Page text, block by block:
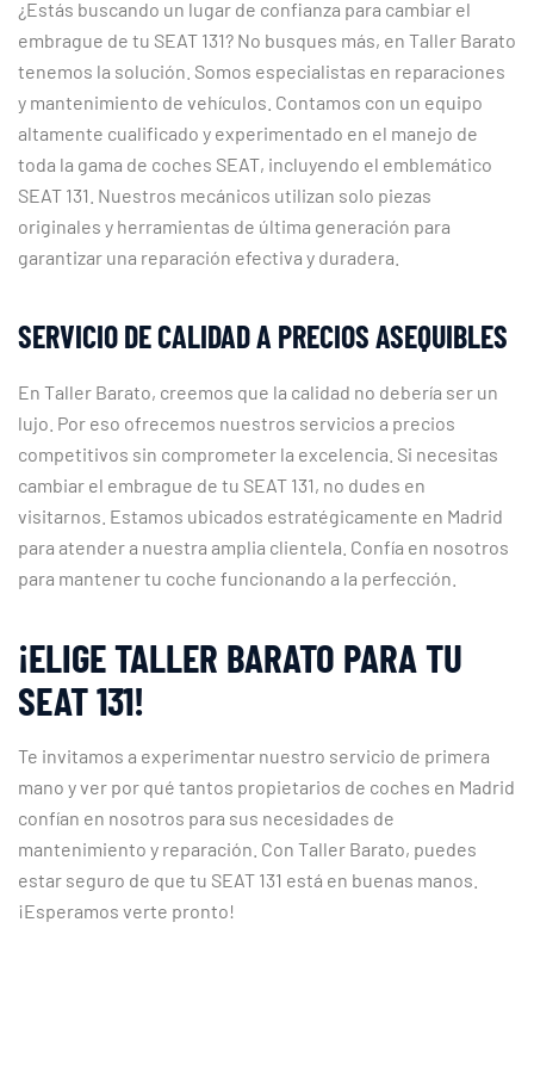
¿Estás buscando un lugar de confianza para cambiar el
embrague de tu SEAT 131? No busques más, en Taller Barato
tenemos la solución. Somos especialistas en reparaciones
y mantenimiento de vehículos. Contamos con un equipo
altamente cualificado y experimentado en el manejo de
toda la gama de coches SEAT, incluyendo el emblemático
SEAT 131. Nuestros mecánicos utilizan solo piezas
originales y herramientas de última generación para
garantizar una reparación efectiva y duradera.
SERVICIO DE CALIDAD A PRECIOS ASEQUIBLES
En Taller Barato, creemos que la calidad no debería ser un
lujo. Por eso ofrecemos nuestros servicios a precios
competitivos sin comprometer la excelencia. Si necesitas
cambiar el embrague de tu SEAT 131, no dudes en
visitarnos. Estamos ubicados estratégicamente en Madrid
para atender a nuestra amplia clientela. Confía en nosotros
para mantener tu coche funcionando a la perfección.
¡ELIGE TALLER BARATO PARA TU
SEAT 131!
Te invitamos a experimentar nuestro servicio de primera
mano y ver por qué tantos propietarios de coches en Madrid
confían en nosotros para sus necesidades de
mantenimiento y reparación. Con Taller Barato, puedes
estar seguro de que tu SEAT 131 está en buenas manos.
¡Esperamos verte pronto!